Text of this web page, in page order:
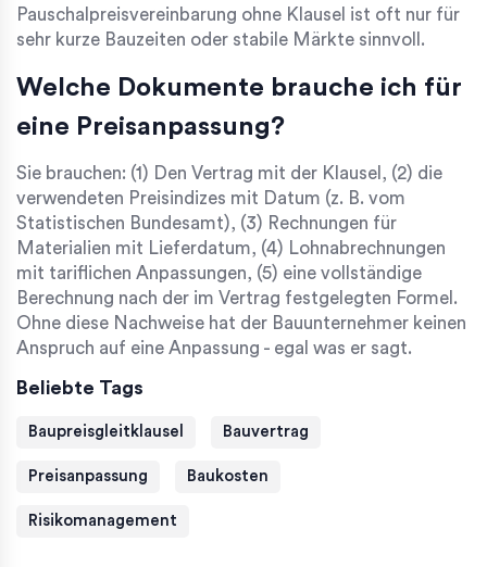
Pauschalpreisvereinbarung ohne Klausel ist oft nur für
sehr kurze Bauzeiten oder stabile Märkte sinnvoll.
Welche Dokumente brauche ich für
eine Preisanpassung?
Sie brauchen: (1) Den Vertrag mit der Klausel, (2) die
verwendeten Preisindizes mit Datum (z. B. vom
Statistischen Bundesamt), (3) Rechnungen für
Materialien mit Lieferdatum, (4) Lohnabrechnungen
mit tariflichen Anpassungen, (5) eine vollständige
Berechnung nach der im Vertrag festgelegten Formel.
Ohne diese Nachweise hat der Bauunternehmer keinen
Anspruch auf eine Anpassung - egal was er sagt.
Beliebte Tags
Baupreisgleitklausel Bauvertrag
Preisanpassung Baukosten
Risikomanagement